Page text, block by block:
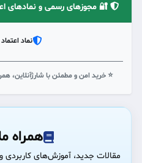
🔐 مجوزهای رسمی و نمادهای
نماد
⭐ خرید امن و مطمئن با شارژآنلاین،
همراه
مقالات جدید، آموزش‌های کاربردی